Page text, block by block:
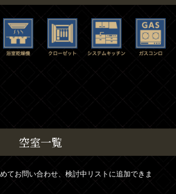
空室一覧
てお問い合わせ、検討中リストに追加できま